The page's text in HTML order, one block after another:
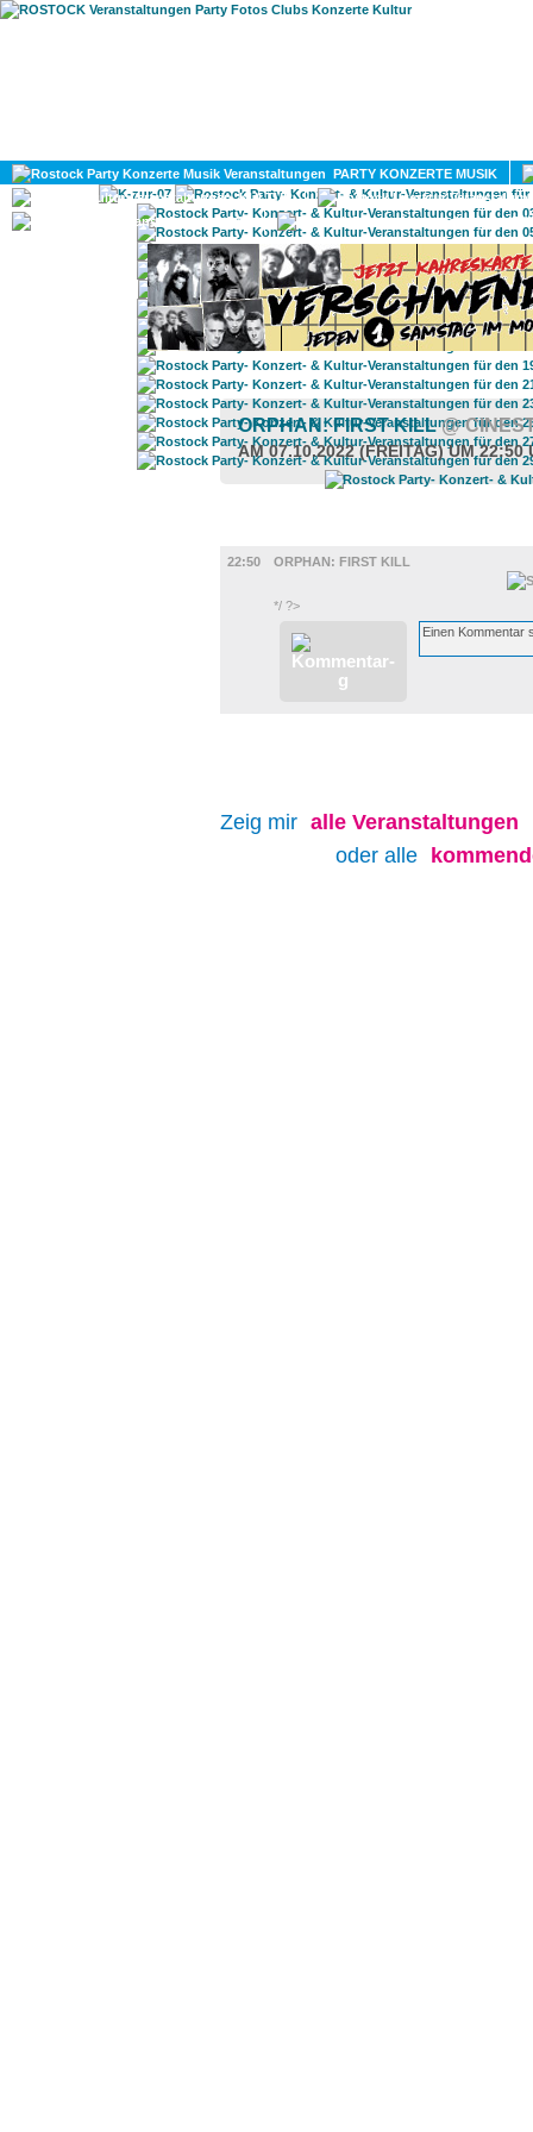
PARTY KONZERTE MUSIK
KULTUR
GAY
ORPHAN: FIRST KILL@
AM 07.10.2022 (FREITAG) UM 22:50
22:50
ORPHAN: FIRST KILL
*/ ?>
Zeig mir alle Veranstaltungen
oder alle